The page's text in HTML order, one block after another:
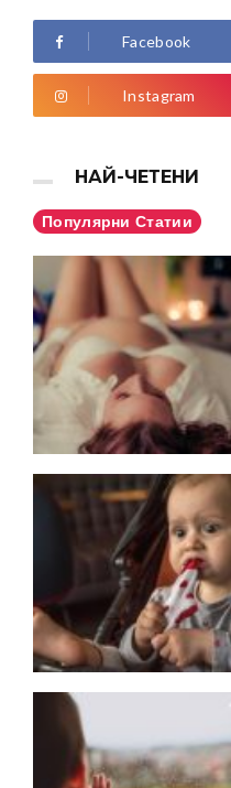
Facebook
Instagram
НАЙ-ЧЕТЕНИ
Популярни Статии